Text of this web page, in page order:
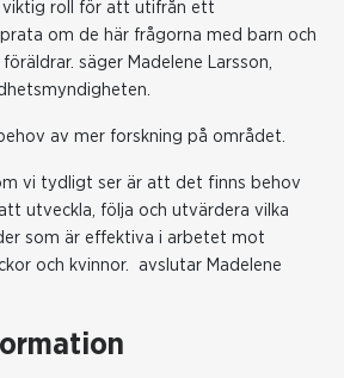
viktig roll för att utifrån ett
om de här frågorna med barn och
säger Madelene Larsson,
av mer forskning på området.
vi tydligt ser är att det finns behov
utveckla, följa och utvärdera vilka
som är effektiva i arbetet mot
och kvinnor. avslutar Madelene